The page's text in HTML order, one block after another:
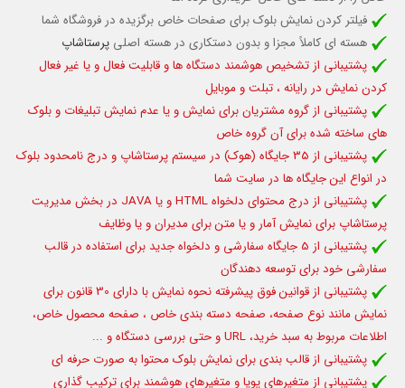
فیلتر کردن نمایش بلوک برای صفحات خاص برگزیده در فروشگاه شما
هسته ای کاملاً مجزا و بدون دستکاری در هسته اصلی پرستاشاپ
پشتیبانی از تشخیص هوشمند دستگاه ها و قابلیت فعال و یا غیر فعال
کردن نمایش در رایانه ، تبلت و موبایل
پشتیبانی از گروه مشتریان برای نمایش و یا عدم نمایش تبلیغات و بلوک
های ساخته شده برای آن گروه خاص
پشتیبانی از 35 جایگاه (هوک) در سیستم پرستاشاپ و درج نامحدود بلوک
در انواع این جایگاه ها در سایت شما
پشتیبانی از درج محتوای دلخواه HTML و یا JAVA در بخش مدیریت
پرستاشاپ برای نمایش آمار و یا متن برای مدیران و یا وظایف
پشتیبانی از 5 جایگاه سفارشی و دلخواه جدید برای استفاده در قالب
سفارشی خود برای توسعه دهندگان
پشتیبانی از قوانین فوق پیشرفته نحوه نمایش با دارای 30 قانون برای
نمایش مانند نوع صفحه، صفحه دسته بندی خاص ، صفحه محصول خاص،
اطلاعات مربوط به سبد خرید، URL و حتی بررسی دستگاه و ...
پشتیبانی از قالب بندی برای نمایش بلوک محتوا به صورت حرفه ای
پشتیبانی از متغیرهای پویا و متغیرهای هوشمند برای ترکیب گذاری